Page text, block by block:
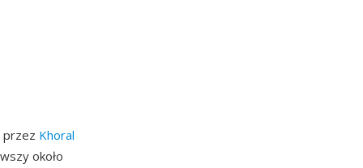
przez Khoral
około